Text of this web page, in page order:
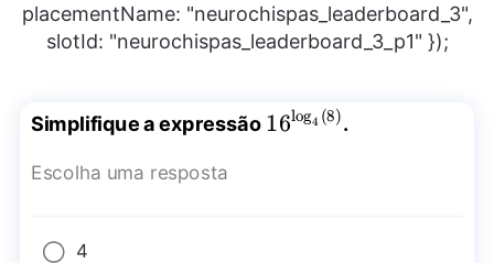
placementName: "neurochispas_leaderboard_3",
slotId: "neurochispas_leaderboard_3_p1" });
Simplifique a expressão {{16}^{\log_{4}
16log4 (8).
Escolha uma resposta
4